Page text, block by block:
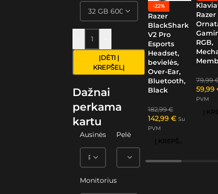
ĮDĖTI Į
KREPŠELĮ
Dažnai
perkama
kartu
Ausinės Pelė
Monitorius
-22%
Razer
BlackShark
V2 Pro
Esports
Headset,
bevielės,
Over-Ear,
Bluetooth,
Black
182,99€
142,99 € Su
PVM
Į KREPŠELĮ
Razer
RGB,
79,99
59,99
PVM